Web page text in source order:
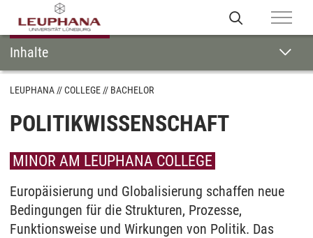
LEUPHANA COLLEGE BACHELOR
POLITIKWISSENSCHAFT
MINOR AM LEUPHANA COLLEGE
Europäisierung und Globalisierung schaffen neue
Bedingungen für die Strukturen, Prozesse,
Funktionsweise und Wirkungen von Politik. Das
Inhalte